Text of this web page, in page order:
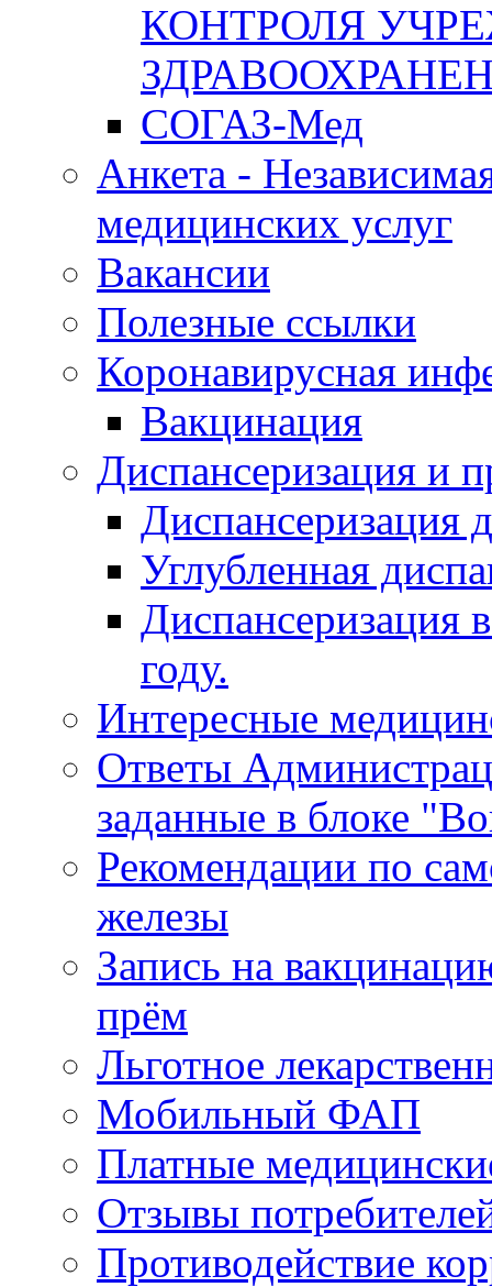
КОНТРОЛЯ
СОГАЗ-Мед
Анкета -
медицинских услуг
Вакансии
Полезные ссылки
Коронавирусная
Вакцинация
Диспансеризация и
Диспансеризация
Углубленная
Диспансеризация
году.
Интересные
Ответы
заданные в блоке
Рекомендации по
железы
Запись на
прём
Льготное
Мобильный ФАП
Платные
Отзывы
Противодействие